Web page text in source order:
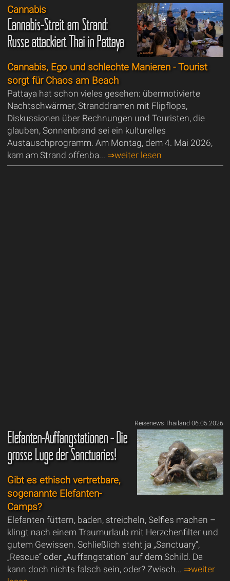
Cannabis
Cannabis-Streit am Strand:
Russe attackiert Thai in Pattaya
Cannabis, Ego und schlechte Manieren - Tourist
sorgt für Chaos am Beach
Pattaya hat schon vieles gesehen: übermotivierte
Nachtschwärmer, Stranddramen mit Flipflops,
Diskussionen über Rechnungen und Touristen, die
glauben, Sonnenbrand sei ein kulturelles
Austauschprogramm. Am Montag, dem 4. Mai 2026,
kam am Strand offenba... ⇒weiter lesen
Reisenews Thailand 06.05.2026
Elefanten-Auffangstationen - Die
grosse Lüge der Sanctuaries!
Gibt es ethisch vertretbare,
sogenannte Elefanten-
Camps?
Elefanten füttern, baden, streicheln, Selfies machen –
klingt nach einem Traumurlaub mit Herzchenfilter und
gutem Gewissen. Schließlich steht ja „Sanctuary“,
„Rescue“ oder „Auffangstation“ auf dem Schild. Da
kann doch nichts falsch sein, oder? Zwisch... ⇒weiter